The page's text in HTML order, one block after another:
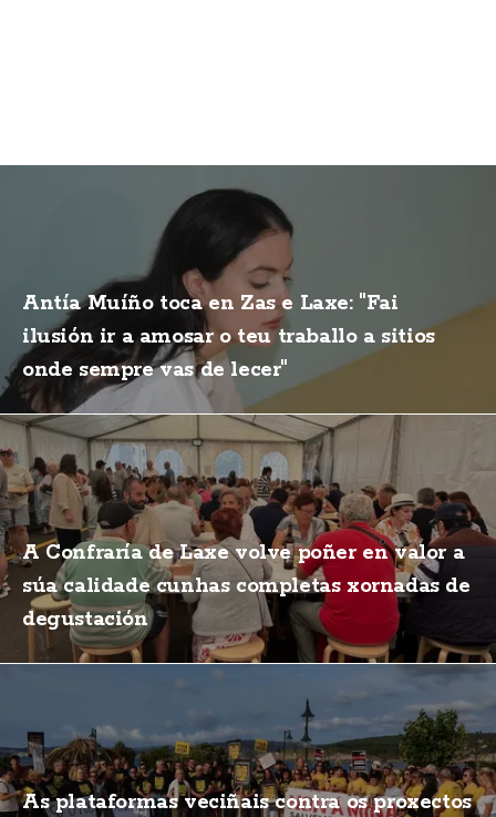
Antía Muíño toca en Zas e Laxe: "Fai
ilusión ir a amosar o teu traballo a sitios
onde sempre vas de lecer"
A Confraría de Laxe volve poñer en valor a
súa calidade cunhas completas xornadas de
degustación
As plataformas veciñais contra os proxectos